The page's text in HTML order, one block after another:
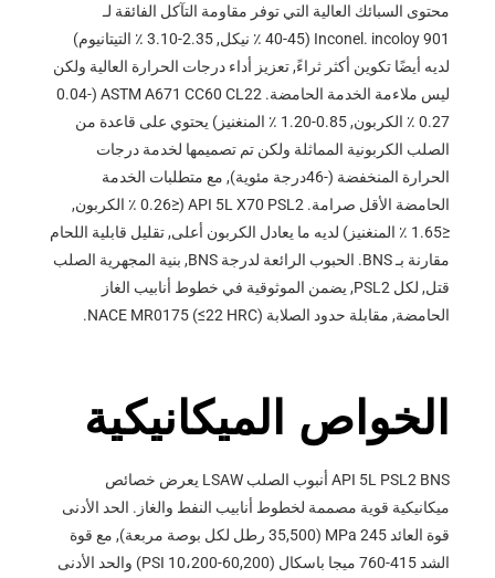
محتوى السبائك العالية التي توفر مقاومة التآكل الفائقة لـ
Inconel. incoloy 901 (40-45 ٪ نيكل, 2.35-3.10 ٪ التيتانيوم)
لديه أيضًا تكوين أكثر ثراءً, تعزيز أداء درجات الحرارة العالية ولكن
ليس ملاءمة الخدمة الحامضة. ASTM A671 CC60 CL22 (0.04-
0.27 ٪ الكربون, 0.85-1.20 ٪ المنغنيز) يحتوي على قاعدة من
الصلب الكربونية المماثلة ولكن تم تصميمها لخدمة درجات
الحرارة المنخفضة (-46درجة مئوية), مع متطلبات الخدمة
الحامضة الأقل صرامة. API 5L X70 PSL2 (≤0.26 ٪ الكربون,
≤1.65 ٪ المنغنيز) لديه ما يعادل الكربون أعلى, تقليل قابلية اللحام
مقارنة بـ BNS. الحبوب الرائعة لدرجة BNS, بنية المجهرية الصلب
قتل, لكل PSL2, يضمن الموثوقية في خطوط أنابيب الغاز
الحامضة, مقابلة حدود الصلابة NACE MR0175 (≤22 HRC).
الخواص الميكانيكية
API 5L PSL2 BNS أنبوب الصلب LSAW يعرض خصائص
ميكانيكية قوية مصممة لخطوط أنابيب النفط والغاز. الحد الأدنى
قوة العائد 245 MPa (35,500 رطل لكل بوصة مربعة), مع قوة
الشد 415-760 ميجا باسكال (60,200-10،200 PSI) والحد الأدنى